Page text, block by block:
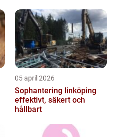
05 april 2026
Sophantering linköping
effektivt, säkert och
hållbart